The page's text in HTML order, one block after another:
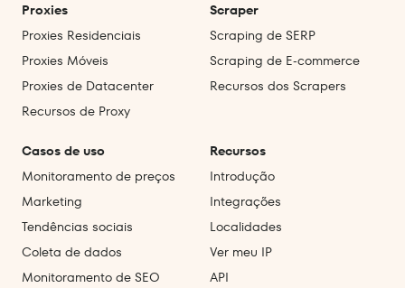
Proxies
Proxies Residenciais
Proxies Móveis
Proxies de Datacenter
Recursos de Proxy
Scraper
Scraping de SERP
Scraping de E‑commerce
Recursos dos Scrapers
Casos de uso
Monitoramento de preços
Marketing
Tendências sociais
Coleta de dados
Monitoramento de SEO
Recursos
Introdução
Integrações
Localidades
Ver meu IP
API